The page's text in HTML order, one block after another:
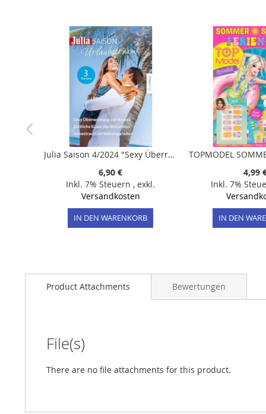
Julia Saison 4/2024 "Sexy Überraschung auf Hawaii"
6,90 €
Inkl. 7% Steuern , exkl.
Versandkosten
IN DEN WARENKORB
4,99
Inkl. 7%
IN DEN
Product Attachments
File(s)
There are no file attachments for this product.
Bewertungen